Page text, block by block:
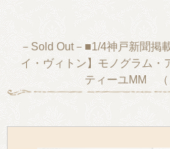
－Sold Out－■1/4神戸新聞掲
イ・ヴィトン】モノグラム・
ティーユMM （
> 売
> 買い
> 取
> 商品